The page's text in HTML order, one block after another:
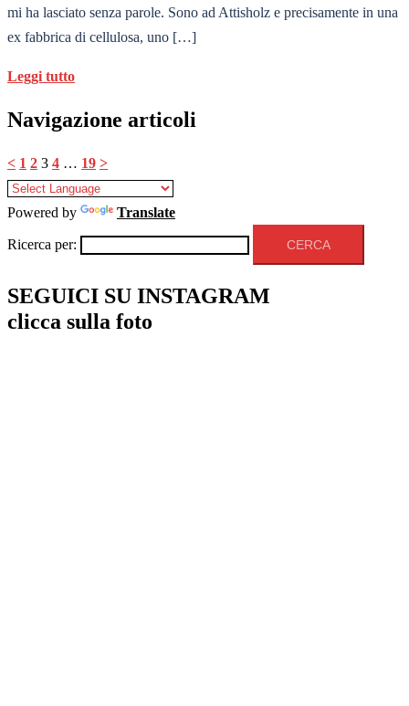
mi ha lasciato senza parole. Sono ad Attisholz e precisamente in una
ex fabbrica di cellulosa, uno […]
Leggi tutto
Navigazione articoli
< 1 2 3 4 … 19 >
Powered by Translate
Ricerca per:
SEGUICI SU INSTAGRAM
clicca sulla foto